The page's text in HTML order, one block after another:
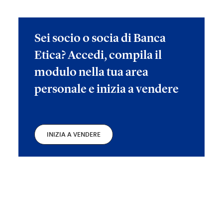
Sei socio o socia di Banca
Etica? Accedi, compila il
modulo nella tua area
personale e inizia a vendere
INIZIA A VENDERE